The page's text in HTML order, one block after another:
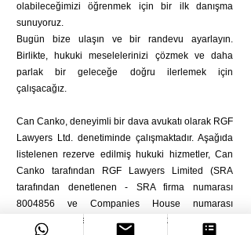
olabileceğimizi öğrenmek için bir ilk danışma
sunuyoruz.
Bugün bize ulaşın ve bir randevu ayarlayın.
Birlikte, hukuki meselelerinizi çözmek ve daha
parlak bir geleceğe doğru ilerlemek için
çalışacağız.
Can Canko, deneyimli bir dava avukatı olarak RGF
Lawyers Ltd. denetiminde çalışmaktadır. Aşağıda
listelenen rezerve edilmiş hukuki hizmetler, Can
Canko tarafından RGF Lawyers Limited (SRA
tarafından denetlenen - SRA firma numarası
8004856 ve Companies House numarası
14920678) gözetiminde yürütülmektedir.